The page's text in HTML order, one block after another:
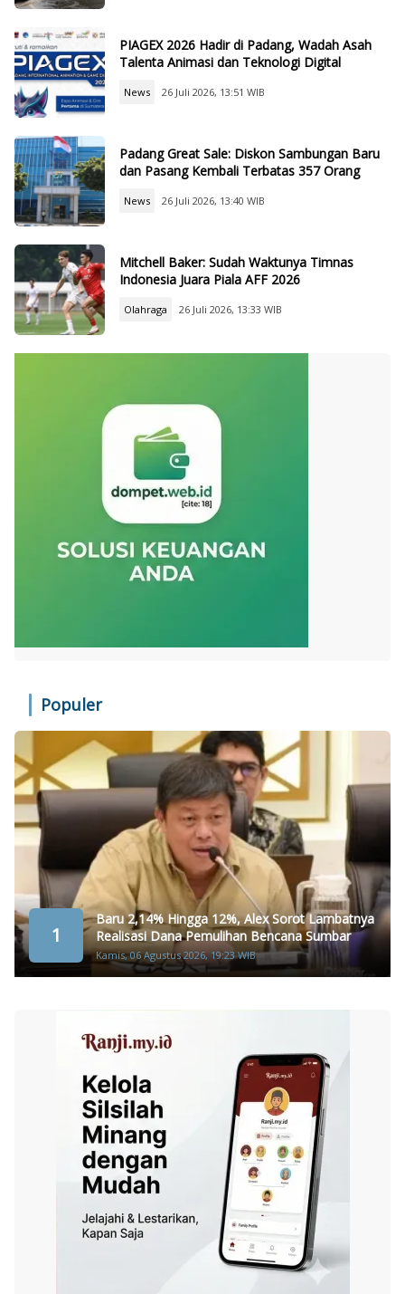
PIAGEX 2026 Hadir di Padang, Wadah Asah
Talenta Animasi dan Teknologi Digital
News 26 Juli 2026, 13:51 WIB
Padang Great Sale: Diskon Sambungan Baru
dan Pasang Kembali Terbatas 357 Orang
News 26 Juli 2026, 13:40 WIB
Mitchell Baker: Sudah Waktunya Timnas
Indonesia Juara Piala AFF 2026
Olahraga 26 Juli 2026, 13:33 WIB
Populer
1
Baru 2,14% Hingga 12%, Alex Sorot Lambatnya
Realisasi Dana Pemulihan Bencana Sumbar
Kamis, 06 Agustus 2026, 19:23 WIB